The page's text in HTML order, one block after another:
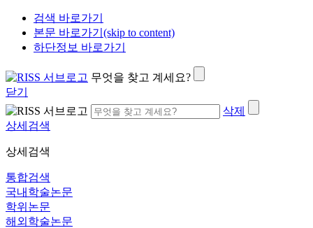
검색 바로가기
본문 바로가기(skip to content)
하단정보 바로가기
무엇을 찾고 계세요?
닫기
삭제
상세검색
상세검색
통합검색
국내학술논문
학위논문
해외학술논문